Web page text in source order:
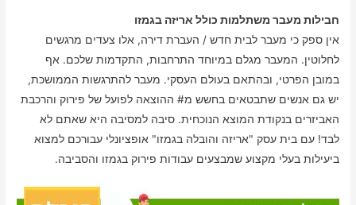
חבילות מעבר משתלמות כולל אריזה בגמזו
אין ספק כי מעבר לבית חדש / העברת דירה, אלו צעדים מרגשים
לחלוטין. המעבר מגלם במיוחד התרחבות, התקדמות שלכם. אף
במובן הפרטי, ובהתאם בעולם העסקי. מעבר להתרגשות הממושכת,
יש גם אנשים שתבטאים בחשש מ# ההוצאה לפועל של פירוק והרכבת
האביזרים בנקודת המוצא הנוכחית. סיבה למסיבה היא שאתם לא
לבד! עם בית עסק "אריזה והובלה בגמזו" אופציונלי עבורכם למצוא
ביעילות בעלי מקצוע שמבצעים עבודות פירוק בגמזו והסביבה.